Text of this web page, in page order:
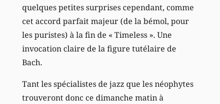
quelques petites surprises cependant, comme
cet accord parfait majeur (de la bémol, pour
les puristes) à la fin de « Timeless ». Une
invocation claire de la figure tutélaire de
Bach.
Tant les spécialistes de jazz que les néophytes
trouveront donc ce dimanche matin à